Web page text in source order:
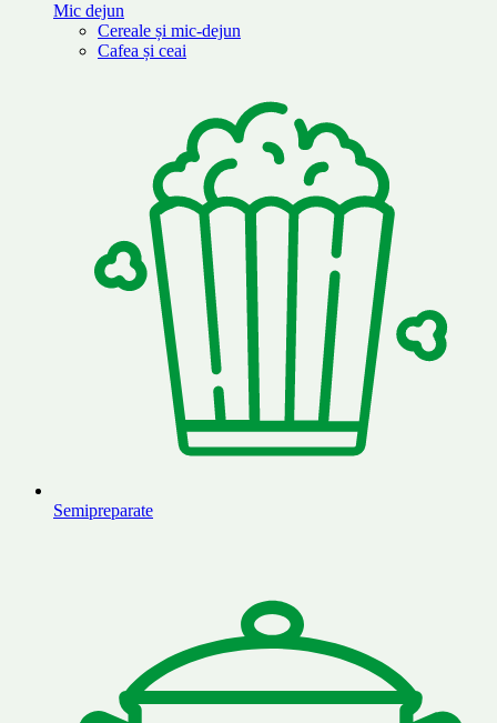
Mic dejun
Cereale și mic-dejun
Cafea și ceai
Semipreparate